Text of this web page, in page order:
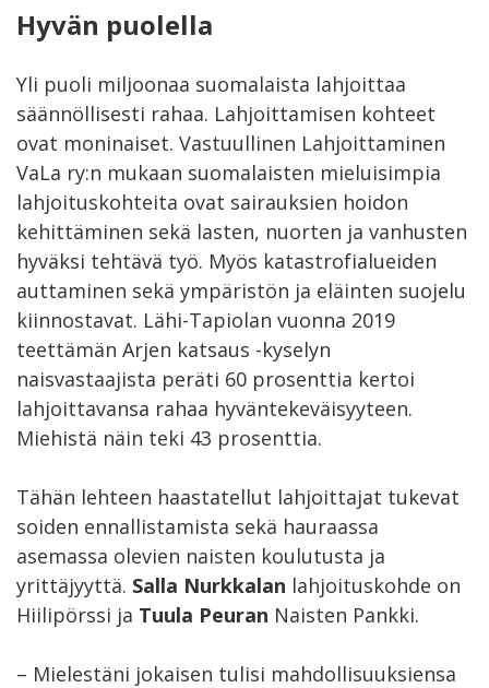
Hyvän puolella
Yli puoli miljoonaa suomalaista lahjoittaa
säännöllisesti rahaa. Lahjoittamisen kohteet
ovat moninaiset. Vastuullinen Lahjoittaminen
VaLa ry:n mukaan suomalaisten mieluisimpia
lahjoituskohteita ovat sairauksien hoidon
kehittäminen sekä lasten, nuorten ja vanhusten
hyväksi tehtävä työ. Myös katastrofialueiden
auttaminen sekä ympäristön ja eläinten suojelu
kiinnostavat. Lähi-Tapiolan vuonna 2019
teettämän Arjen katsaus -kyselyn
naisvastaajista peräti 60 prosenttia kertoi
lahjoittavansa rahaa hyväntekeväisyyteen.
Miehistä näin teki 43 prosenttia.
Tähän lehteen haastatellut lahjoittajat tukevat
soiden ennallistamista sekä hauraassa
asemassa olevien naisten koulutusta ja
yrittäjyyttä. Salla Nurkkalan lahjoituskohde on
Hiilipörssi ja Tuula Peuran Naisten Pankki.
– Mielestäni jokaisen tulisi mahdollisuuksiensa